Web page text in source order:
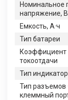
Номинальное
напряжение, В
Емкость, А·ч
Тип батареи
Коэффициент
токоотдачи
Тип
Тип разъемов
клеммный